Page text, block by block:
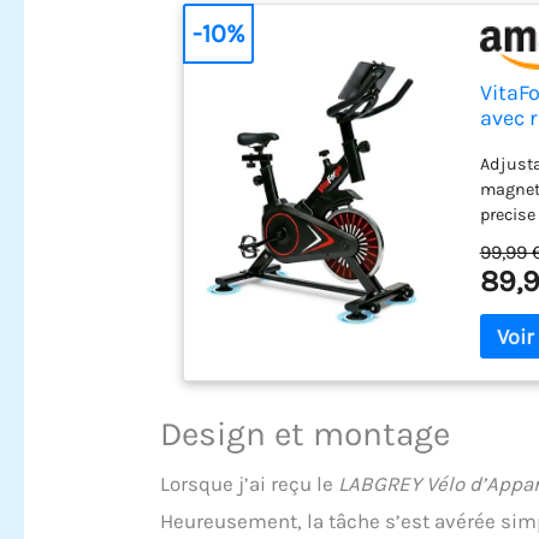
avec
knob
of the
family.
99,99
-10%
Design et montage
Lorsque j’ai reçu le LABGREY Vélo
Heureusement, la tâche s’est avérée